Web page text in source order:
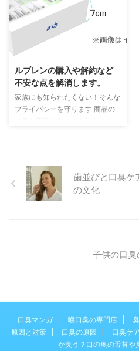
に使っていますが、どんな場所
で、どんな人が、どんな想いで栽
培しているのか？本当のところを
取材してきました！その農園の名
前は・・・・なんと「たからの山
農園」！！なぜなら生産者は「高
良（たから）」さんで、宝の山の
ように良い農作物を作っているか
ら♪ 沖縄本島でたった一人！有機
栽培にかける想い 有機栽培で収
ルブレンの購入や解約など
不安な点を解消します。
家族にも知られたくない！そんな
プライバシーを守ります 商品の
す。 まずは、クレジットカード
情報を守ります。 クレジットカ
ード情報は、そもそも弊社では保
持しません。ホームページからご
す。よって、弊社で商品を購入し
ても、弊社からはそもそもクレジ
歯並びと口臭ケ
の文化
子供の口
口臭マンガ 喉口臭の専門店
原因と対策
口臭の原因 口臭ケ
か臭う？口の奥の舌苔や